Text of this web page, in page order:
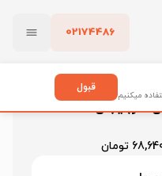
02174486
پاک کردن
25 پردیس آذربایجان
تومان
میکنیم
قبول